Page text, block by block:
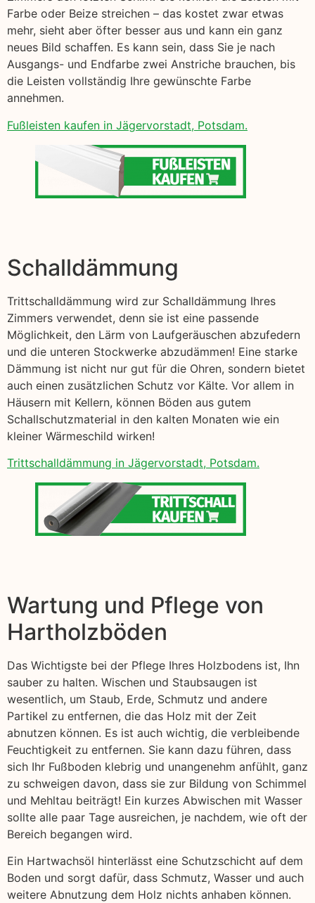
Farbe oder Beize streichen – das kostet zwar etwas
mehr, sieht aber öfter besser aus und kann ein ganz
neues Bild schaffen. Es kann sein, dass Sie je nach
Ausgangs- und Endfarbe zwei Anstriche brauchen, bis
die Leisten vollständig Ihre gewünschte Farbe
annehmen.
Fußleisten kaufen in Jägervorstadt, Potsdam.
Schalldämmung
Trittschalldämmung wird zur Schalldämmung Ihres
Zimmers verwendet, denn sie ist eine passende
Möglichkeit, den Lärm von Laufgeräuschen abzufedern
und die unteren Stockwerke abzudämmen! Eine starke
Dämmung ist nicht nur gut für die Ohren, sondern bietet
auch einen zusätzlichen Schutz vor Kälte. Vor allem in
Häusern mit Kellern, können Böden aus gutem
Schallschutzmaterial in den kalten Monaten wie ein
kleiner Wärmeschild wirken!
Trittschalldämmung in Jägervorstadt, Potsdam.
Wartung und Pflege von
Hartholzböden
Das Wichtigste bei der Pflege Ihres Holzbodens ist, Ihn
sauber zu halten. Wischen und Staubsaugen ist
wesentlich, um Staub, Erde, Schmutz und andere
Partikel zu entfernen, die das Holz mit der Zeit
abnutzen können. Es ist auch wichtig, die verbleibende
Feuchtigkeit zu entfernen. Sie kann dazu führen, dass
sich Ihr Fußboden klebrig und unangenehm anfühlt, ganz
zu schweigen davon, dass sie zur Bildung von Schimmel
und Mehltau beiträgt! Ein kurzes Abwischen mit Wasser
sollte alle paar Tage ausreichen, je nachdem, wie oft der
Bereich begangen wird.
Ein Hartwachsöl hinterlässt eine Schutzschicht auf dem
Boden und sorgt dafür, dass Schmutz, Wasser und auch
weitere Abnutzung dem Holz nichts anhaben können.